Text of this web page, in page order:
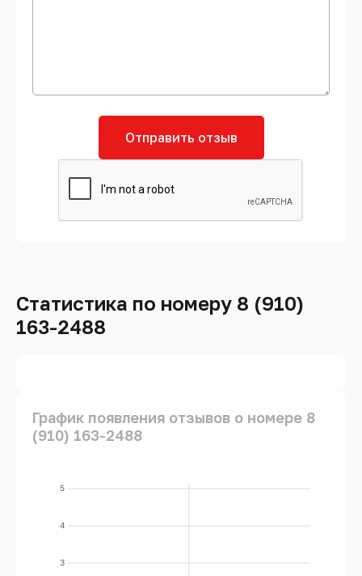
Отправить отзыв
Статистика по номеру 8 (910)
163-2488
График появления отзывов о номере 8
(910) 163-2488
3
4
5